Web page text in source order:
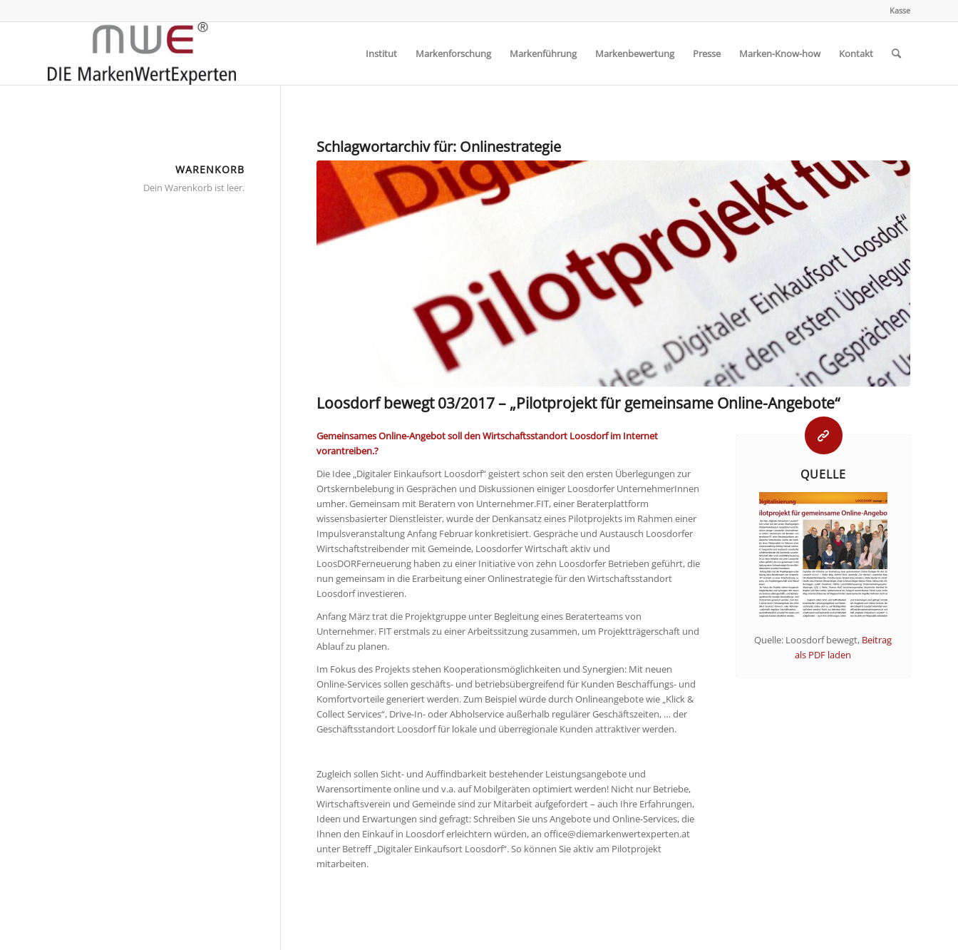
Kasse
Institut Markenforschung Markenführung Markenbewertung Presse Marken-Know-how Kontakt
Schlagwortarchiv für: Onlinestrategie
Loosdorf bewegt 03/2017 – „Pilotprojekt für gemeinsame Online-Angebote“
Gemeinsames Online-Angebot soll den Wirtschaftsstandort Loosdorf im Internet
vorantreiben.?
Die Idee „Digitaler Einkaufsort Loosdorf“ geistert schon seit den ersten Überlegungen zur
Ortskernbelebung in Gesprächen und Diskussionen einiger Loosdorfer UnternehmerInnen
umher. Gemeinsam mit Beratern von Unternehmer.FIT, einer Beraterplattform
wissensbasierter Dienstleister, wurde der Denkansatz eines Pilotprojekts im Rahmen einer
Impulsveranstaltung Anfang Februar konkretisiert. Gespräche und Austausch Loosdorfer
Wirtschaftstreibender mit Gemeinde, Loosdorfer Wirtschaft aktiv und
LoosDORFerneuerung haben zu einer Initiative von zehn Loosdorfer Betrieben geführt, die
nun gemeinsam in die Erarbeitung einer Onlinestrategie für den Wirtschaftsstandort
Loosdorf investieren.
Anfang März trat die Projektgruppe unter Begleitung eines Beraterteams von
Unternehmer. FIT erstmals zu einer Arbeitssitzung zusammen, um Projektträgerschaft und
Ablauf zu planen.
Im Fokus des Projekts stehen Kooperationsmöglichkeiten und Synergien: Mit neuen
Online-Services sollen geschäfts- und betriebsübergreifend für Kunden Beschaffungs- und
Komfortvorteile generiert werden. Zum Beispiel würde durch Onlineangebote wie „Klick &
Collect Services“, Drive-In- oder Abholservice außerhalb regulärer Geschäftszeiten, … der
Geschäftsstandort Loosdorf für lokale und überregionale Kunden attraktiver werden.
Zugleich sollen Sicht- und Auffindbarkeit bestehender Leistungsangebote und
Warensortimente online und v.a. auf Mobilgeräten optimiert werden! Nicht nur Betriebe,
Wirtschaftsverein und Gemeinde sind zur Mitarbeit aufgefordert – auch Ihre Erfahrungen,
Ideen und Erwartungen sind gefragt: Schreiben Sie uns Angebote und Online-Services, die
Ihnen den Einkauf in Loosdorf erleichtern würden, an office@diemarkenwertexperten.at
unter Betreff „Digitaler Einkaufsort Loosdorf“. So können Sie aktiv am Pilotprojekt
mitarbeiten.
QUELLE
Quelle: Loosdorf bewegt, Beitrag
als PDF laden
WARENKORB
Dein Warenkorb ist leer.